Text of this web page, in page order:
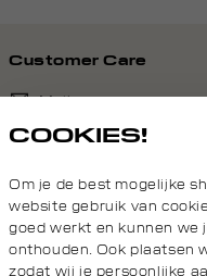
Customer Care
Mail ons
Van maandag t/m vrijdag
Service
COOKIES!
Om je de best mogelijke
website gebruik van
goed werkt en kunnen we
onthouden. Ook plaatsen
zodat wij je persoonlijke